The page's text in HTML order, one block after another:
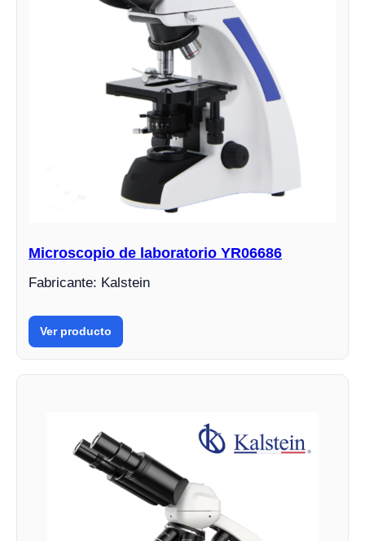
Microscopio de laboratorio YR06686
Fabricante: Kalstein
Ver producto